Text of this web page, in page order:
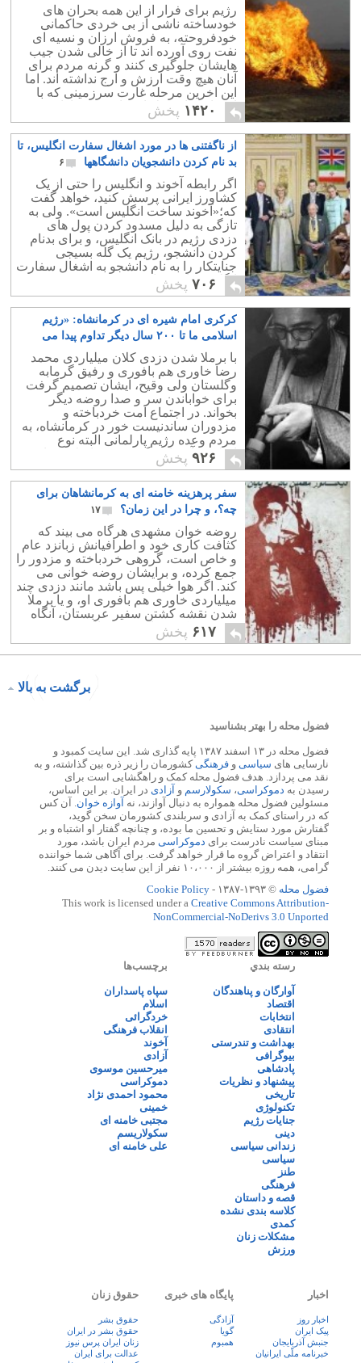
رژیم برای فرار از این همه بحران های
خودساخته ناشی از بی خردی حاکمانی
خودفروحته، به فروش ارزان و نسیه ای
نفت روی آورده اند تا از خالی شدن جیب
هایشان جلوگیری کنند و گرنه مردم برای
آنان هیچ وقت ارزش و ارج نداشته اند. اما
این اخرین مرحله غارت سرزمینی که با
اعتماد به این جلادان، باید چنین تاوان
بدهند؟
۱۴۲۰ پخش
از ناگفتنی ها در مورد اشغال سفارت انگلیس، تا
بد نام کردن دانشجویان دانشگاهها
۶
اگر رابطه آخوند و انگلیس را حتی از یک
کشاورز ایرانی پرسش کنید، خواهد گفت
که؛«آخوند ساخت انگلیس است». ولی به
تازگی به دلیل مسدود کردن پول های
دزدی رژیم در بانک انگلیس، و برای بدنام
کردن دانشجو، رژیم یک گله بسیجی
جنایتکار را به نام دانشجو به اشغال سفارت
انگلیس وا می دارد.
۷۰۶ پخش
کرکری امام شیره ای در کرمانشاه: «رژیم
اسلامی ما تا ۲۰۰ سال دیگر تداوم پیدا می
کند»!
۲۴
با برملا شدن دزدی کلان میلیاردی محمد
رضا خاوری هم بافوری و رفیق گرمابه
وگلستان ولی وقیح، ایشان تصمیم گرفت
برای خواباندن سر و صدا روضه دیگر
بخواند. در اجتماع امت خردباخته و
مزدوران ساندنیست خور در کرمانشاه، به
مردم وعده رژیم پارلمانی البته نوع
سال ادامه می یابد.
۹۲۶ پخش
سفر پرهزینه خامنه ای به کرمانشاهان برای
چه؟، و چرا در این زمان؟
۱۷
روضه خوان مشهدی هرگاه می بیند که
کثافت کاری خود و اطرافیانش زبانزد عام
و خاص است، گروهی خردباخته و مزدور را
جمع کرده، و برایشان روضه خوانی می
کند. اگر هوا خیلی پس باشد مانند دزدی چند
میلیاردی خاوری هم بافوری او، و یا برملا
شدن نقشه کشتن سفیر عربستان، آنگاه
دست به یک مسافرت جنجالی و پرهزینه
می زند.
۶۱۷ پخش
برگشت به بالا
فضول محله را بهتر بشناسید
فضول محله در ۱۳ اسفند ۱۳۸۷ پایه گذاری شد. این سایت کمبود و
نارسایی های سیاسی و فرهنگیکشورمان را زیر ذره بین گذاشته، و به
نقد می پردازد. هدف فضول محله کمک و راهگشایی است برای
رسیدن به دموکراسی، سکولارسم و آزادی در ایران. بر این اساس،
مسئولین فضول محله همواره به دنبال آوازند، نه آوازه خوان. آن کس
که در راستای کمک به آزادی و سربلندی کشورمان سخن گوید،
گفتارش مورد ستایش و تحسین ما بوده، و چنانچه گفتار او اشتباه و بر
مبنای سیاست نادرست برای دموکراسی مردم ایران باشد، مورد
انتقاد و اعتراض گروه ما قرار خواهد گرفت. برای آگاهی شما خواننده
گرامی، همه روزه بیشتر از ۱۰،۰۰۰ نفر از این سایت دیدن می کنند.
فضول محله © ۱۳۹۳-۱۳۸۷ -
Cookie Policy
This work is licensed under a Creative Commons Attribution-
NonCommercial-NoDerivs 3.0 Unported
رسته بندي
آوارگان و پناهندگان
اقتصاد
انتخابات
انتقادی
بهداشت و تندرستی
بیوگرافی
پادشاهی
پیشنهاد و نظریات
تاریخی
تکنولوژی
جنایات رژیم
دینی
زندانی سیاسی
سیاسی
طنز
فرهنگی
قصه و داستان
کلاسه بندی نشده
کمدی
مشکلات زنان
ورزش
برچسب‌ها
سپاه پاسداران
اسلام
خردگرائی
انقلاب فرهنگی
آخوند
آزادی
میرحسین موسوی
دموکراسی
محمود احمدی نژاد
خمینی
مجتبی خامنه ای
سکولاریسم
علی خامنه ای
اخبار
اخبار روز
پيک ايران
جنبش آذربایجان
خبرنامه ملّی ایرانیان
پایگاه های خبری
آزادگی
گویا
همبوم
حقوق زنان
حقوق بشر
حقوق بشر در ایران
زنان ايران پرس نيوز
عدالت برای ایران